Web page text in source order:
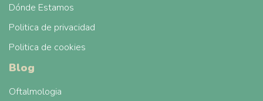
Dónde Estamos
Politica de privacidad
Politica de cookies
Blog
Oftalmologia